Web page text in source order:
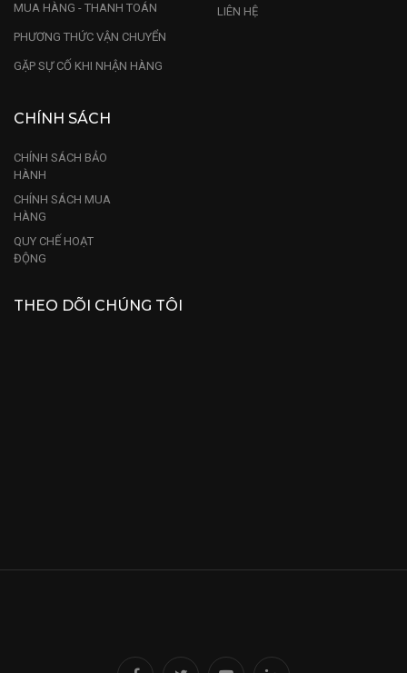
MUA HÀNG - THANH TOÁN
PHƯƠNG THỨC VẬN CHUYỂN
GẶP SỰ CỐ KHI NHẬN HÀNG
LIÊN HỆ
CHÍNH SÁCH
CHÍNH SÁCH BẢO
HÀNH
CHÍNH SÁCH MUA
HÀNG
QUY CHẾ HOẠT
ĐỘNG
THEO DÕI CHÚNG TÔI